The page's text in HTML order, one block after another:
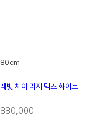
80cm
래빗 체어 라지 믹스 화이트
880,000